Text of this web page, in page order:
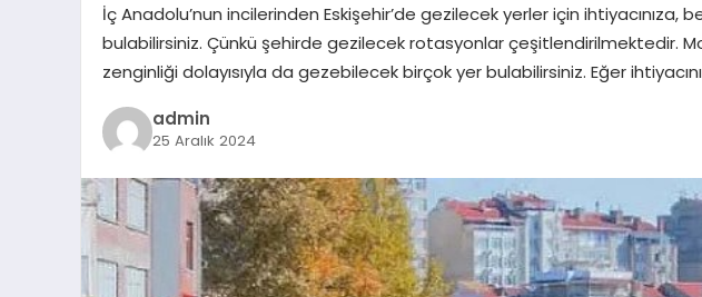
İç Anadolu’nun incilerinden Eskişehir’de gezilecek yerler için ihtiyacınıza,
bulabilirsiniz. Çünkü şehirde gezilecek rotasyonlar çeşitlendirilmektedir.
zenginliği dolayısıyla da gezebilecek birçok yer bulabilirsiniz. Eğer
admin
25 Aralık 2024